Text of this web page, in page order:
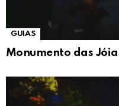
GUIAS
Monumento das